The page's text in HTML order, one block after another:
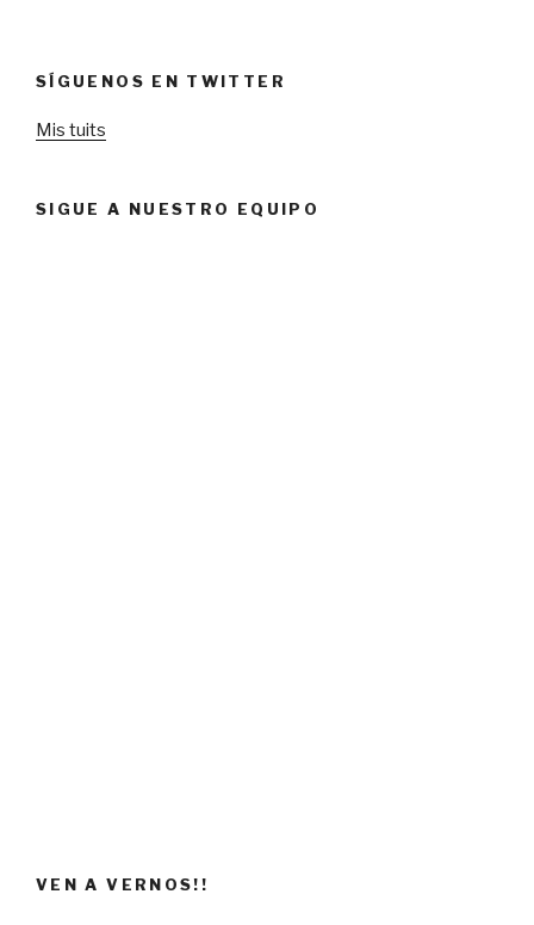
SÍGUENOS EN TWITTER
Mis tuits
SIGUE A NUESTRO EQUIPO
VEN A VERNOS!!